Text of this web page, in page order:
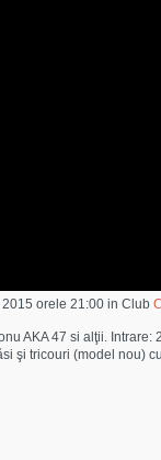
2015 orele 21:00 in Club
AKA 47 si alţii. Intrare:
şi tricouri (model nou)